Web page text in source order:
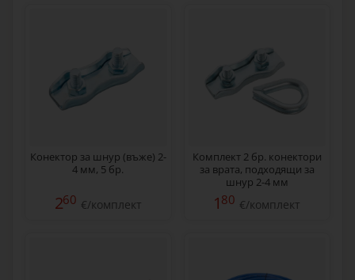
Конектор за шнур (въже) 2-
4 мм, 5 бр.
260 €/комплект
Комплект 2 бр. конектори
за врата, подходящи за
шнур 2-4 мм
180 €/комплект